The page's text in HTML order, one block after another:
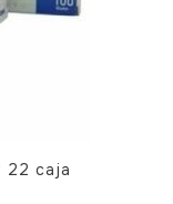
22 caja